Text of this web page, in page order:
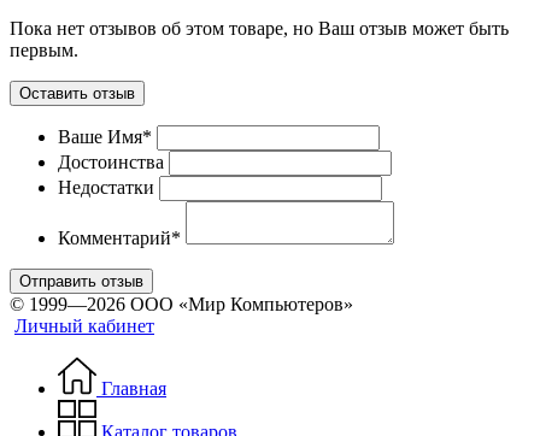
Пока нет отзывов об этом товаре, но Ваш отзыв может быть
первым.
Оставить отзыв
Ваше Имя*
Достоинства
Недостатки
Комментарий*
Отправить отзыв
© 1999—2026 ООО «Мир Компьютеров»
Личный кабинет
Главная